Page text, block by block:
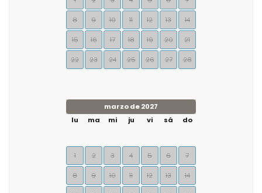
8 9 10 11 12 13 14
15 16 17 18 19 20 21
22 23 24 25 26 27 28
marzo de 2027
lu
ma mi ju vi sá do
1 2 3 4 5 6 7
8 9 10 11 12 13 14